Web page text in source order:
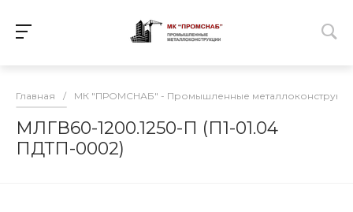
Главная / МК "ПРОМСНАБ" - Промышленные
МЛГВ60-1200.1250-П (П1-01.04
ПДТП-0002)